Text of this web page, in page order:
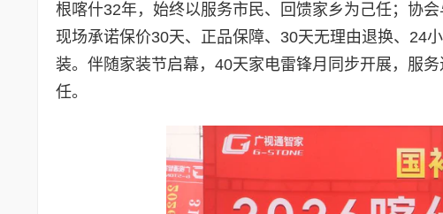
根喀什32年，始终以服务市民、回馈家乡为己任；协
现场承诺保价30天、正品保障、30天无理由退换、24
装。伴随家装节启幕，40天家电雷锋月同步开展，服
任。